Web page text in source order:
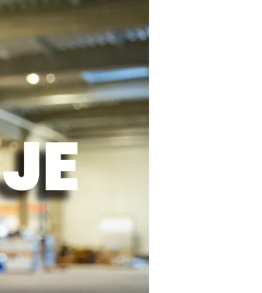
BALUSTRADY
MEBLE OGRODOWE
HYDROIZOLACJA